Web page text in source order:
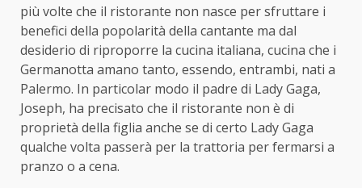
più volte che il ristorante non nasce per sfruttare i
benefici della popolarità della cantante ma dal
desiderio di riproporre la cucina italiana, cucina che i
Germanotta amano tanto, essendo, entrambi, nati a
Palermo. In particolar modo il padre di Lady Gaga,
Joseph, ha precisato che il ristorante non è di
proprietà della figlia anche se di certo Lady Gaga
qualche volta passerà per la trattoria per fermarsi a
pranzo o a cena.